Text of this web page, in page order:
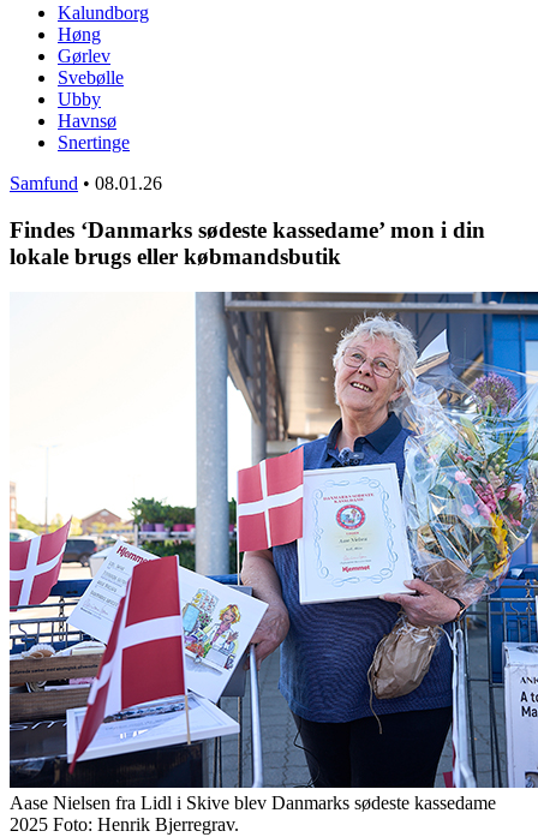
Kalundborg
Høng
Gørlev
Svebølle
Ubby
Havnsø
Snertinge
Samfund • 08.01.26
Findes ‘Danmarks sødeste kassedame’ mon i din
lokale brugs eller købmandsbutik
Aase Nielsen fra Lidl i Skive blev Danmarks sødeste kassedame
2025 Foto: Henrik Bjerregrav.